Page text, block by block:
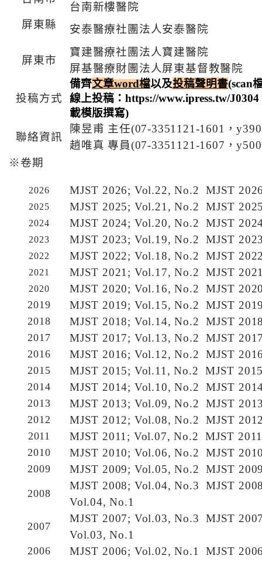
醫
知
台南新樓醫院
屏東縣
安泰醫療社團法人安泰醫院
屏東市
寶建醫療社團法人寶建醫院
屏基醫療財團法人屏東基督教醫院
投稿方式
備齊文章word檔以及投稿聲明書(scan
線上投稿： https://www.ipress.tw/J0304
載模版撰寫)
聯絡資訊
陳昱甫 主任(07-3351121-1601 ，
趙唯真 專員(07-3351121-1607 ，
※卷期
2026 MJST 2026; Vol.22, No.2MJST
2025 MJST 2025; Vol.21, No.2 MJST
2024 MJST 2024; Vol.20, No.2 MJST
2023 MJST 2023; Vol.19, No.2 MJST
2022 MJST 2022; Vol.18, No.2 MJST
2021 MJST 2021; Vol.17, No.2 MJST
2020 MJST 2020; Vol.16, No.2 MJST
2019 MJST 2019; Vol.15, No.2 MJST
2018 MJST 2018; Vol.14, No.2 MJST
2017 MJST 2017; Vol.13, No.2 MJST
2016 MJST 2016; Vol.12, No.2 MJST
2015 MJST 2015; Vol.11, No.2 MJST
2014 MJST 2014; Vol.10, No.2 MJST
2013 MJST 2013; Vol.09, No.2 MJST
2012 MJST 2012; Vol.08, No.2 MJST
2011 MJST 2011; Vol.07, No.2 MJST
2010 MJST 2010; Vol.06, No.2 MJST
2009 MJST 2009; Vol.05, No.2 MJST
2008
MJST 2008; Vol.04, No.3
MJST
Vol.04, No.1
2007
MJST 2007; Vol.03, No.3
MJST
Vol.03, No.1
2006 MJST 2006; Vol.02, No.1 MJST